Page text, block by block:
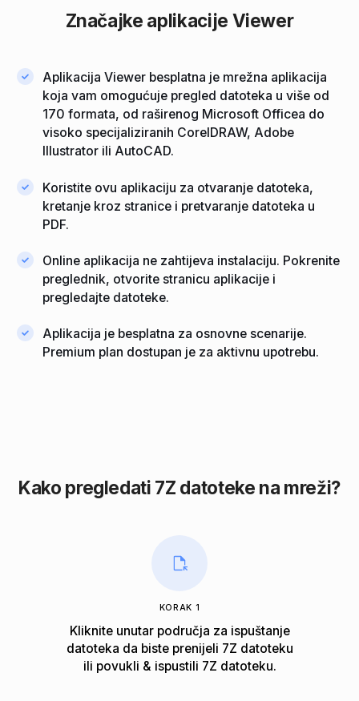
Značajke aplikacije Viewer
Aplikacija Viewer besplatna je mrežna aplikacija
koja vam omogućuje pregled datoteka u više od
170 formata, od raširenog Microsoft Officea do
visoko specijaliziranih CorelDRAW, Adobe
Illustrator ili AutoCAD.
Koristite ovu aplikaciju za otvaranje datoteka,
kretanje kroz stranice i pretvaranje datoteka u
PDF.
Online aplikacija ne zahtijeva instalaciju. Pokrenite
preglednik, otvorite stranicu aplikacije i
pregledajte datoteke.
Aplikacija je besplatna za osnovne scenarije.
Premium plan dostupan je za aktivnu upotrebu.
Kako pregledati 7Z datoteke na mreži?
KORAK 1
Kliknite unutar područja za ispuštanje
datoteka da biste prenijeli 7Z datoteku
ili povukli & ispustili 7Z datoteku.